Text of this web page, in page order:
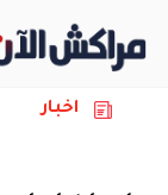
اخبار